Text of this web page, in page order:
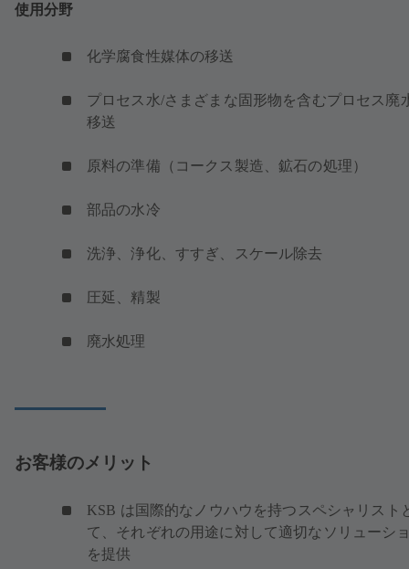
使用分野
化学腐食性媒体の移送
プロセス水/さまざまな固形物を含むプロセス廃
移送
原料の準備（コークス製造、鉱石の処理）
部品の水冷
洗浄、浄化、すすぎ、スケール除去
圧延、精製
廃水処理
お客様のメリット
KSB は国際的なノウハウを持つスペシャリスト
て、それぞれの用途に対して適切なソリューシ
を提供